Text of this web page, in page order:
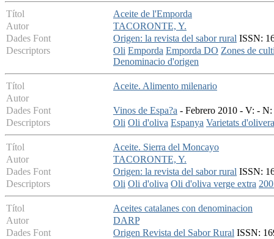
Títol
Aceite de l'Emporda
Autor
TACORONTE, Y.
Dades Font
Origen: la revista del sabor rural ISSN:
Descriptors
Oli Emporda Emporda DO Zones de
Denominacio d'origen
Títol
Aceite. Alimento milenario
Autor
Dades Font
Vinos de Espa?a - Febrero 2010 - V: -
Descriptors
Oli Oli d'oliva Espanya Varietats d'olivera
Títol
Aceite. Sierra del Moncayo
Autor
TACORONTE, Y.
Dades Font
Origen: la revista del sabor rural ISSN:
Descriptors
Oli Oli d'oliva Oli d'oliva verge extra
Títol
Aceites catalanes con denominacion
Autor
DARP
Dades Font
Origen Revista del Sabor Rural ISSN: